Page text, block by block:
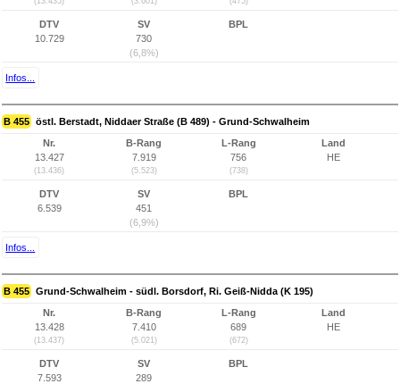
DTV
10.729
SV
730
(6,8%)
BPL
Infos...
B 455 östl. Berstadt, Niddaer Straße (B 489) - Grund-Schwalheim
Nr.
13.427
(13.436)
B-Rang
7.919
(5.523)
L-Rang
756
(738)
Land
HE
DTV
6.539
SV
451
(6,9%)
BPL
Infos...
B 455 Grund-Schwalheim - südl. Borsdorf, Ri. Geiß-Nidda (K 195)
Nr.
13.428
(13.437)
B-Rang
7.410
(5.021)
L-Rang
689
(672)
Land
HE
DTV
7.593
SV
289
BPL